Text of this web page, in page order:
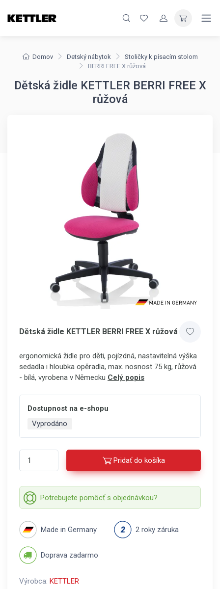
Domov Detský nábytok
Stoličky k písacím stolom
BERRI FREE X růžová
Dětská židle KETTLER BERRI FREE X
růžová
Dětská židle KETTLER BERRI FREE X růžová
ergonomická židle pro děti, pojízdná, nastavitelná výška
sedadla i hloubka opěradla, max. nosnost 75 kg, růžová
- bílá, vyrobena v Německu Celý popis
Dostupnost na e-shopu
Vyprodáno
Pridať do košíka
Potrebujete pomôcť s objednávkou?
Made in Germany 2 roky záruka
Doprava zadarmo
Výrobca: KETTLER